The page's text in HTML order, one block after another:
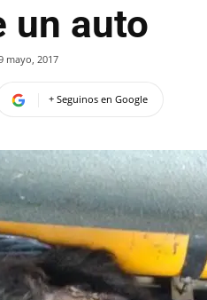
un auto
mayo, 2017
+ Seguinos en Google